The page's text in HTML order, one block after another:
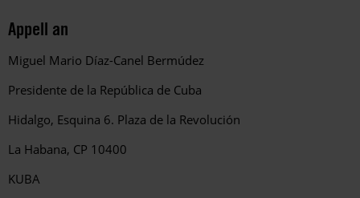
Appell an
Miguel Mario Díaz-Canel Bermúdez
Presidente de la República de Cuba
Hidalgo, Esquina 6. Plaza de la Revolución
La Habana, CP 10400
KUBA